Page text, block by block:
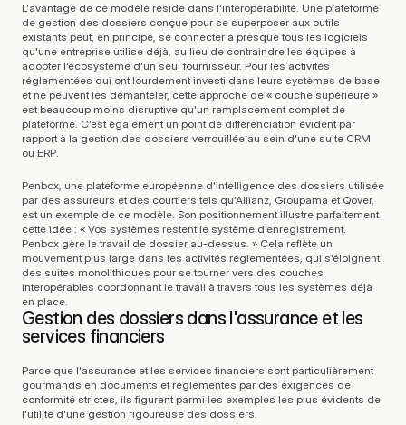
L'avantage de ce modèle réside dans l'interopérabilité. Une plateforme
de gestion des dossiers conçue pour se superposer aux outils
existants peut, en principe, se connecter à presque tous les logiciels
qu'une entreprise utilise déjà, au lieu de contraindre les équipes à
adopter l'écosystème d'un seul fournisseur. Pour les activités
réglementées qui ont lourdement investi dans leurs systèmes de base
et ne peuvent les démanteler, cette approche de « couche supérieure »
est beaucoup moins disruptive qu'un remplacement complet de
plateforme. C'est également un point de différenciation évident par
rapport à la gestion des dossiers verrouillée au sein d'une suite CRM
ou ERP.
Penbox, une plateforme européenne d'intelligence des dossiers utilisée
par des assureurs et des courtiers tels qu'Allianz, Groupama et Qover,
est un exemple de ce modèle. Son positionnement illustre parfaitement
cette idée : « Vos systèmes restent le système d'enregistrement.
Penbox gère le travail de dossier au-dessus. » Cela reflète un
mouvement plus large dans les activités réglementées, qui s'éloignent
des suites monolithiques pour se tourner vers des couches
interopérables coordonnant le travail à travers tous les systèmes déjà
en place.
Gestion des dossiers dans l'assurance et les
services financiers
Parce que l'assurance et les services financiers sont particulièrement
gourmands en documents et réglementés par des exigences de
conformité strictes, ils figurent parmi les exemples les plus évidents de
l'utilité d'une gestion rigoureuse des dossiers.